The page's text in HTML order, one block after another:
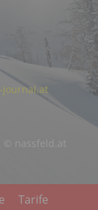
© nassfeld.at
journal.at
Tarife